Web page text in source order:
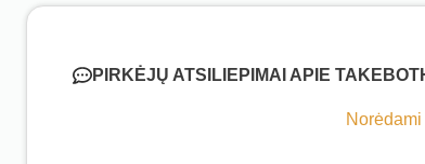
PIRKĖJŲ ATSILIEPIMAI APIE